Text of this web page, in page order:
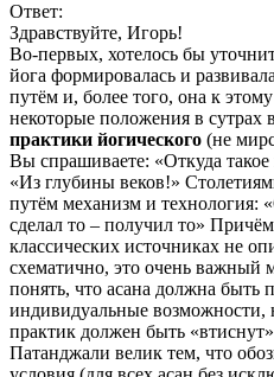
Ответ:
Здравствуйте, Игорь!
Во-первых, хотелось бы
йога формировалась и
путём и, более того, она к
некоторые положения в сутрах
практики йогического (не
Вы спрашиваете: «Откуда
«Из глубины веков!»
путём механизм и технология:
сделал то – получил то»
классических источниках не
схематично, это очень
понять, что асана должна быть
индивидуальные возможности,
практик должен быть
Патанджали велик тем, что